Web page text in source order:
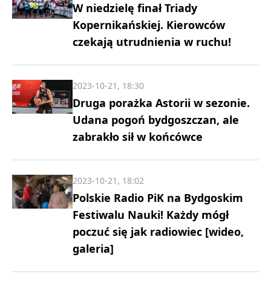
W niedzielę finał Triady
Kopernikańskiej. Kierowców
czekają utrudnienia w ruchu!
Druga porażka Astorii w sezonie.
Udana pogoń bydgoszczan, ale
zabrakło sił w końcówce
2023-10-21, 18:30
Polskie Radio PiK na Bydgoskim
Festiwalu Nauki! Każdy mógł
poczuć się jak radiowiec [wideo,
galeria]
2023-10-21, 18:02